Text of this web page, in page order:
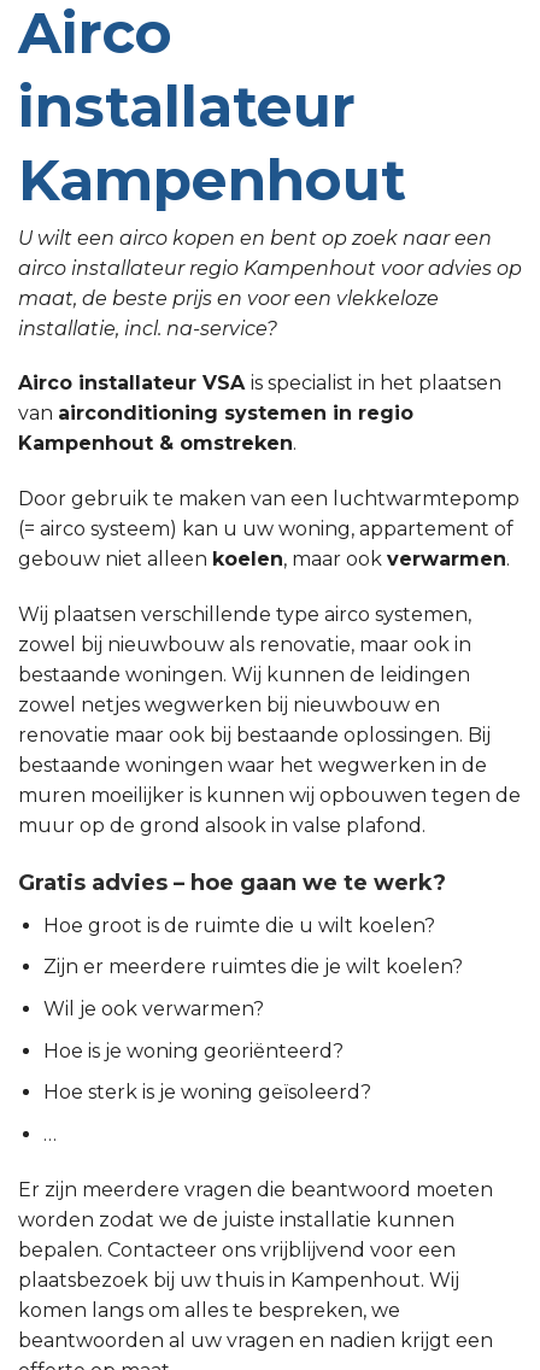
Airco
installateur
Kampenhout
U wilt een airco kopen en bent op zoek naar een
airco installateur regio Kampenhout voor advies op
maat, de beste prijs en voor een vlekkeloze
installatie, incl. na-service?
Airco installateur VSA is specialist in het plaatsen
van airconditioning systemen in regio
Kampenhout & omstreken.
Door gebruik te maken van een luchtwarmtepomp
(= airco systeem) kan u uw woning, appartement of
gebouw niet alleen koelen, maar ook verwarmen.
Wij plaatsen verschillende type airco systemen,
zowel bij nieuwbouw als renovatie, maar ook in
bestaande woningen. Wij kunnen de leidingen
zowel netjes wegwerken bij nieuwbouw en
renovatie maar ook bij bestaande oplossingen. Bij
bestaande woningen waar het wegwerken in de
muren moeilijker is kunnen wij opbouwen tegen de
muur op de grond alsook in valse plafond.
Gratis advies – hoe gaan we te werk?
Hoe groot is de ruimte die u wilt koelen?
Zijn er meerdere ruimtes die je wilt koelen?
Wil je ook verwarmen?
Hoe is je woning georiënteerd?
Hoe sterk is je woning geïsoleerd?
…
Er zijn meerdere vragen die beantwoord moeten
worden zodat we de juiste installatie kunnen
bepalen. Contacteer ons vrijblijvend voor een
plaatsbezoek bij uw thuis in Kampenhout. Wij
komen langs om alles te bespreken, we
beantwoorden al uw vragen en nadien krijgt een